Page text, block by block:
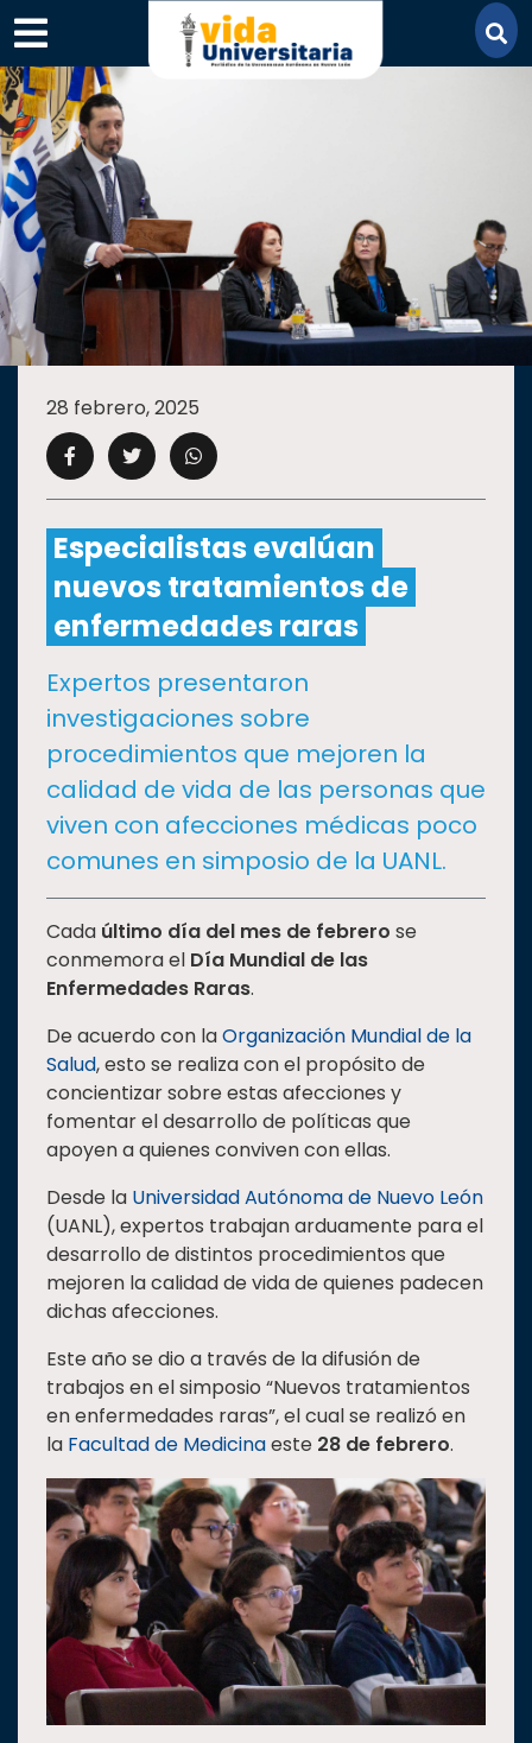
×
SECCIONES
ACADEMIA
CAMPUS UANL
CULTURA
DEPORTES
I+D+IEXPERTOS
SALUD
SUSTENTABILIDAD
TEMAS
Oferta
educativa
Estudiantes
Rectoría
Internacionalización
Responsabilidad
social
Vinculación
Historia
Universiada
Nacional
28 febrero, 2025
Especialistas evalúan
nuevos tratamientos de
enfermedades raras
Expertos presentaron
investigaciones sobre
procedimientos que mejoren la
calidad de vida de las personas que
viven con afecciones médicas poco
comunes en simposio de la UANL.
Cada último día del mes de febrero se
conmemora el Día Mundial de las
Enfermedades Raras.
De acuerdo con laOrganización Mundial de la
Salud, esto se realiza con el propósito de
concientizar sobre estas afecciones y
fomentar el desarrollo de políticas que
apoyen a quienes conviven con ellas.
Desde la Universidad Autónoma de Nuevo León
(UANL), expertos trabajan arduamente para el
desarrollo de distintos procedimientos que
mejoren la calidad de vida de quienes padecen
dichas afecciones.
Este año se dio a través de la difusión de
trabajos en el simposio “Nuevos tratamientos
en enfermedades raras”, el cual se realizó en
la Facultad de Medicinaeste 28 de febrero.